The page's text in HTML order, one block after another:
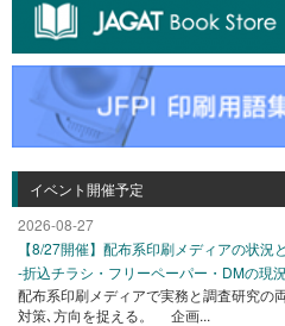
イベント開催予定
2026-08-27
【8/27開催】配布系印刷メディアの状況
-折込チラシ・フリーペーパー・DMの現
配布系印刷メディアで実務と調査研究の
対策､方向を捉える。 企画...